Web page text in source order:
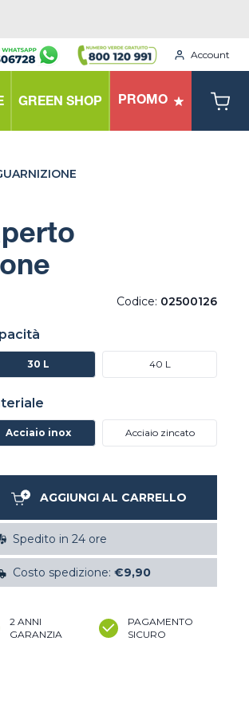
Account
GREEN SHOP PROMO
Codice: 02500126
30 L 40 L
Acciaio inox Acciaio zincato
AGGIUNGI AL CARRELLO
Spedito in 24 ore
Costo spedizione: €9,90
2 ANNI
GARANZIA
PAGAMENTO
SICURO